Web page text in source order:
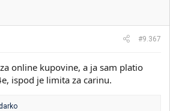
#9.367
online kupovine, a ja sam platio
ispod je limita za carinu.